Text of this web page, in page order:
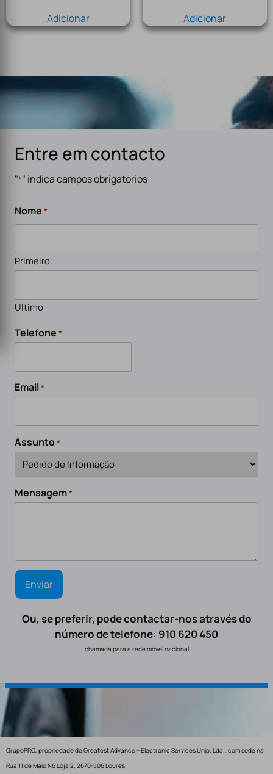
Adicionar Adicionar
Entre em contacto
"*" indica campos obrigatórios
Nome *
Primeiro
Último
Telefone *
Email*
Assunto*
Mensagem*
Ou, se preferir, pode contactar-nos através do
número de telefone: 910 620 450
chamada para a rede móvel nacional
GrupoPRO, propriedade de Greatest Advance – Electronic Services Unip. Lda., com sede na
Rua 11 de Maio N6 Loja 2, 2670-506 Loures.